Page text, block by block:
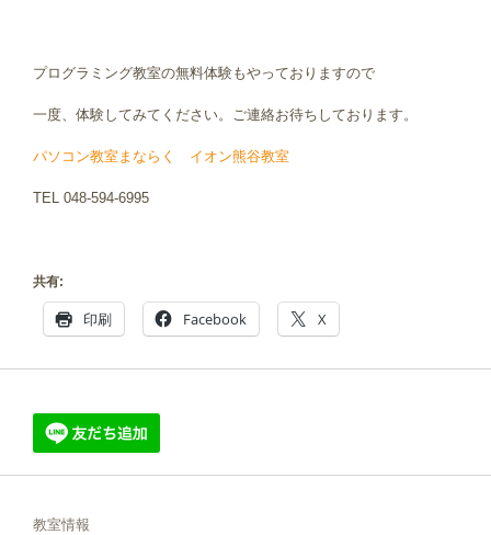
プログラミング教室の無料体験もやっておりますので
一度、体験してみてください。ご連絡お待ちしております。
パソコン教室まならく イオン熊谷教室
TEL 048-594-6995
共有:
印刷 Facebook X
教室情報